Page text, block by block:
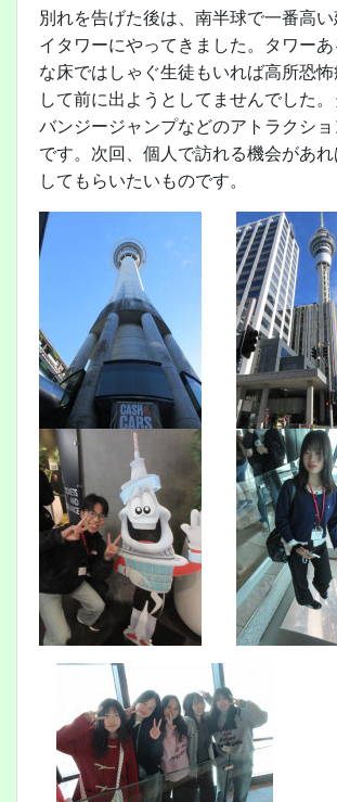
別れを告げた後は、南半球で一番高
イタワーにやってきました。タワー
な床ではしゃぐ生徒もいれば高所恐
して前に出ようとしてませんでした
バンジージャンプなどのアトラクショ
です。次回、個人で訪れる機会があ
してもらいたいものです。